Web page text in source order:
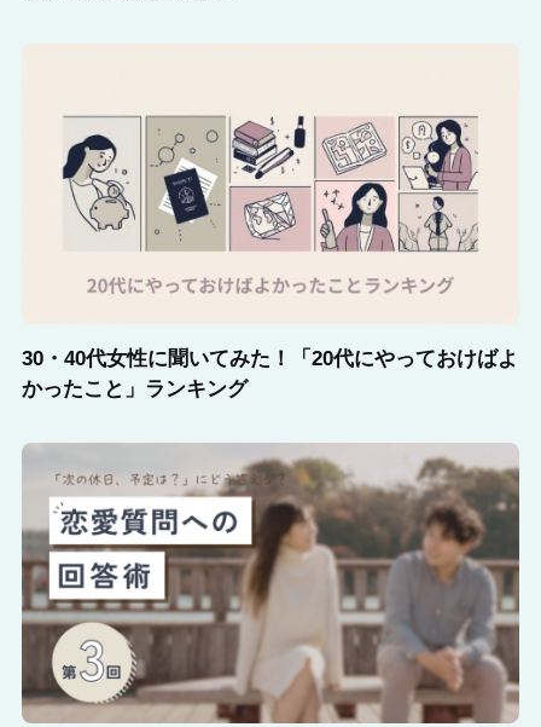
30・40代女性に聞いてみた！「20代にやっておけばよ
かったこと」ランキング